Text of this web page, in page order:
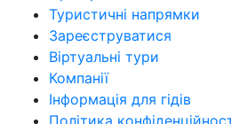
Туристичні напрямки
Зареєструватися
Віртуальні тури
Компанії
Інформація для гідів